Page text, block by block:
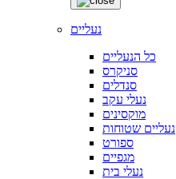
נעליים
כל הנעליים
סניקרס
סנדלים
נעלי עקב
מוקסינים
נעליים שטוחות
ספורט
מגפיים
נעלי בית